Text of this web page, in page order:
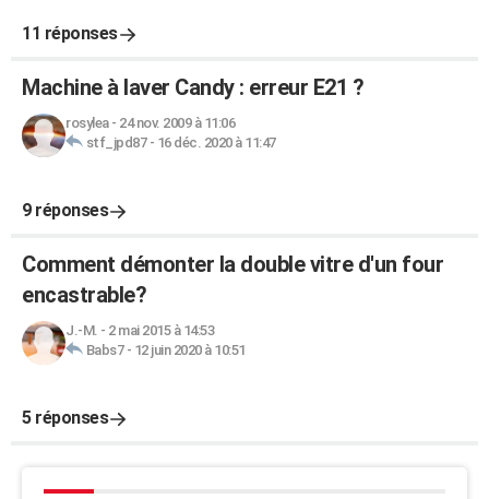
11 réponses
Machine à laver Candy : erreur E21 ?
rosylea- 24 nov. 2009 à 11:06
stf_jpd87- 16 déc. 2020 à 11:47
9 réponses
Comment démonter la double vitre d'un four
encastrable?
J.-M. - 2 mai 2015 à 14:53
Babs7- 12 juin 2020 à 10:51
5 réponses